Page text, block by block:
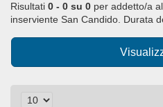
Risultati 0 - 0 su 0 per addetto/a
inserviente San Candido. Durata